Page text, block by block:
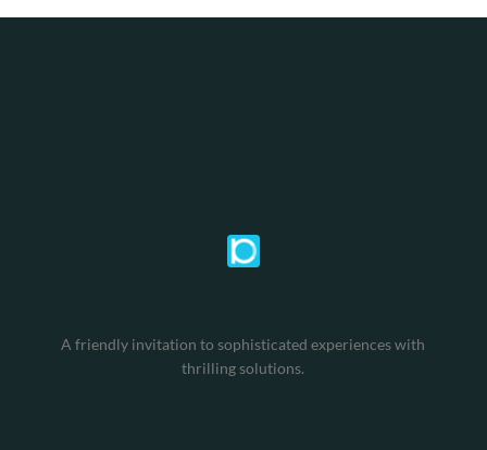
A friendly invitation to sophisticated experiences with
thrilling solutions.